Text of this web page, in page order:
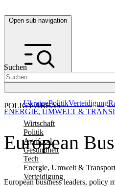
Open sub navigation
Suchen
POLICY AREAS
Wirtschaft
Politik
Agrifood
Gesundheit
Tech
Energie, Umwelt & Transport
Verteidigung
UkrainePolitikVerteidigung
European
European business leaders, policy
ENERGIE, UMWELT &